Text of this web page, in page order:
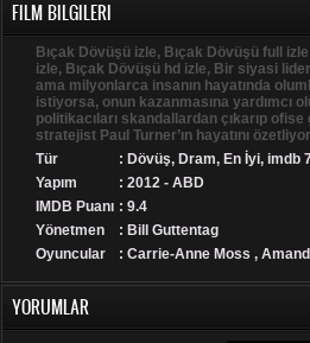
FILM BILGILERI
Bıçak Dövüşü izle, Bıçak Dövüşü full
izle, Bıçak Dövüşü hd izle, Bir siyasi
ama milyonlarca insanın hayatında
istiyorsa, onun kazanmasına yardımcı
politikacıları skandallardan çıkarıp
stratejist Paul Turner’ın hayatını
Tür
: Dövüş, Dram, En İyi, imdb
Yapım
: 2012 - ABD
IMDB Puanı : 9.4
Yönetmen
: Bill Guttentag
Oyuncular
: Carrie-Anne Moss ,
YORUMLAR